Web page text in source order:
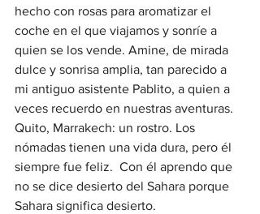
hecho con rosas para aromatizar el
coche en el que viajamos y sonríe a
quien se los vende. Amine, de mirada
dulce y sonrisa amplia, tan parecido a
mi antiguo asistente Pablito, a quien a
veces recuerdo en nuestras aventuras.
Quito, Marrakech: un rostro. Los
nómadas tienen una vida dura, pero él
siempre fue feliz.  Con él aprendo que
no se dice desierto del Sahara porque
Sahara significa desierto.